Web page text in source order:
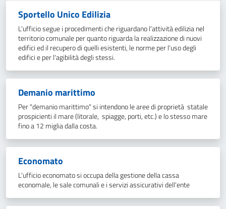
Sportello Unico Edilizia
L'ufficio segue i procedimenti che riguardano l'attività edilizia nel
territorio comunale per quanto riguarda la realizzazione di nuovi
edifici ed il recupero di quelli esistenti, le norme per l'uso degli
edifici e per l'agibilità degli stessi.
Demanio marittimo
Per "demanio marittimo" si intendono le aree di proprietà statale
prospicienti il mare (litorale, spiagge, porti, etc.) e lo stesso mare
fino a 12 miglia dalla costa.
Economato
L'ufficio economato si occupa della gestione della cassa
economale, le sale comunali e i servizi assicurativi dell'ente